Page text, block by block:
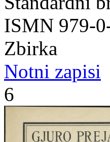
ISMN 979-
Zbirka
Notni zapisi
6